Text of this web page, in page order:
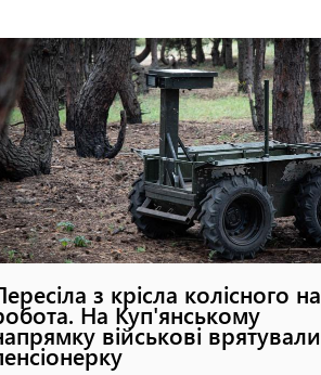
з крісла колісного на
На Куп'янському
військові врятували